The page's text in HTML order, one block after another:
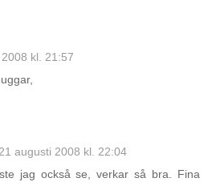
kl. 21:57
augusti 2008 kl. 22:04
jag också se, verkar så bra. Fina